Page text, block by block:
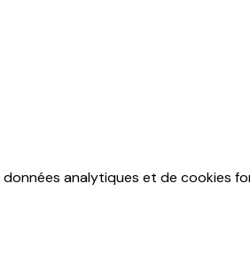
analytiques et de cookies